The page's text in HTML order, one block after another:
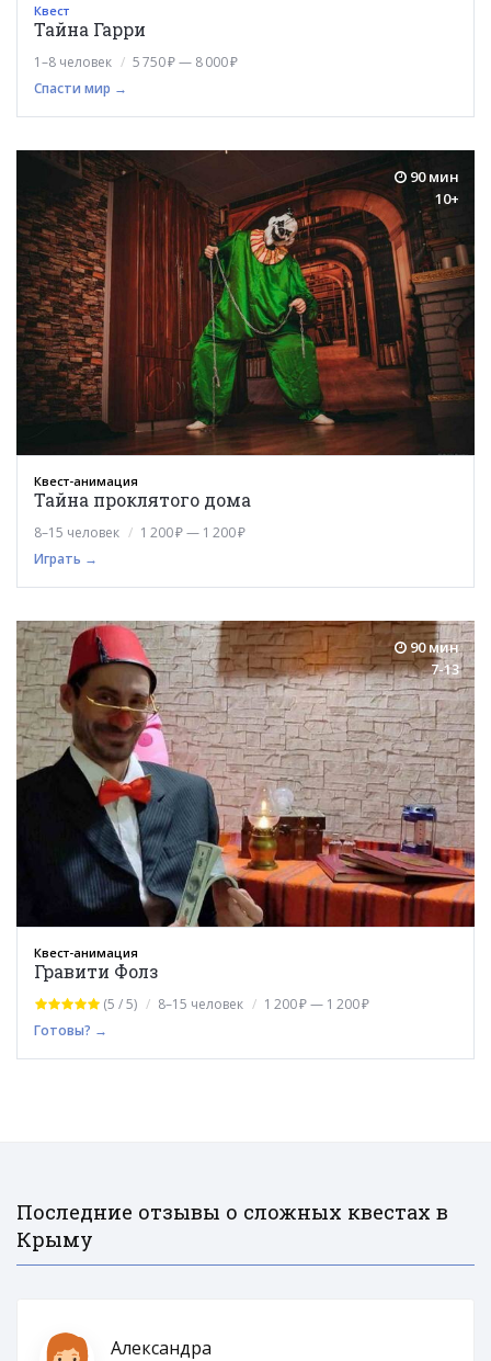
Квест
Тайна Гарри
1–8 человек
5 750 ₽ — 8 000 ₽
Спасти мир →
90 мин
10+
Квест-анимация
Тайна проклятого дома
8–15 человек
1 200 ₽ — 1 200 ₽
Играть →
90 мин
7-13
Квест-анимация
Гравити Фолз
(5 / 5) 8–15 человек
1 200 ₽ — 1 200 ₽
Готовы? →
Последние отзывы о сложных квестах в
Крыму
Александра